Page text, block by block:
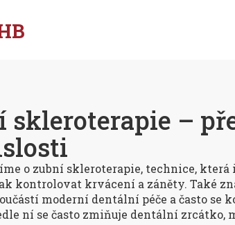
skleroterapie –
o zubní skleroterapie, technice, která
kontrolovat krvácení a záněty. Také
moderní dentální péče a často
ní se často zmiňuje dentální zrcátko,